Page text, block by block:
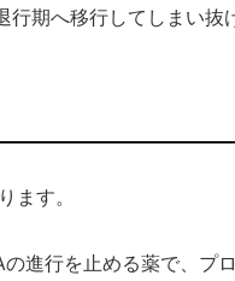
期へ移行してしまい抜
ます。
進行を止める薬で、プ